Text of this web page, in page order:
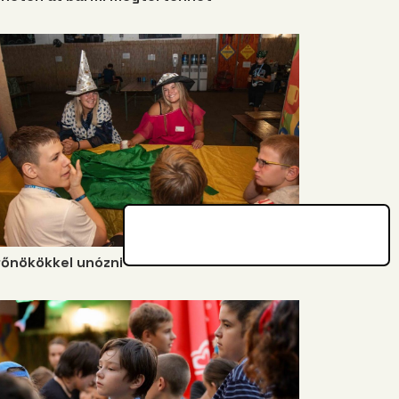
unózni